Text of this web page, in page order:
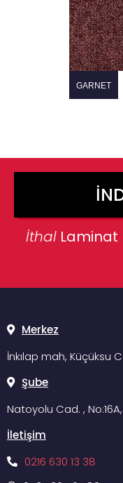
GARNET
İthal Laminat
Merkez
İnkılap mah, Küçüksu
Şube
Natoyolu Cad. ,
İletişim
0216 630 13 38